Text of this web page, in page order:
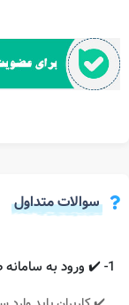
سوالات متداول
1- ✔️ ورود به سامانه صفا چگونه انجام می شود؟